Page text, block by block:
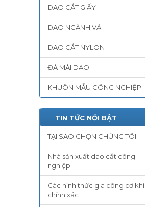
DAO CẮT GIẤY
DAO NGÀNH VẢI
DAO CẮT NYLON
ĐÁ MÀI DAO
KHUÔN MẪU CÔNG NGHIỆP
TIN TỨC NỔI BẬT
TẠI SAO CHỌN CHÚNG TÔI
Nhà sản xuất dao cắt công
nghiệp
Các hình thức gia công cơ khí
chính xác